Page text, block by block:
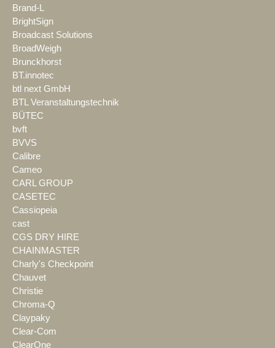
Brand-L
BrightSign
Broadcast Solutions
BroadWeigh
Brunckhorst
BT.innotec
btl next GmbH
BTL Veranstaltungstechnik
BÜTEC
bvft
BVVS
Calibre
Cameo
CARL GROUP
CASETEC
Cassiopeia
cast
CGS DRY HIRE
CHAINMASTER
Charly's Checkpoint
Chauvet
Christie
Chroma-Q
Claypaky
Clear-Com
ClearOne